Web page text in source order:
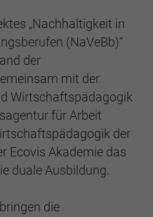
„Nachhaltigkeit in
(NaVeBb)“
der
mit der
Wirtschaftspädagogik
für Arbeit
der
Ecovis Akademie das
duale Ausbildung.
die